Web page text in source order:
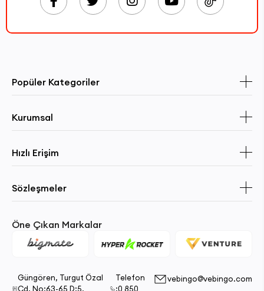
Popüler Kategoriler
Kurumsal
Hızlı Erişim
Sözleşmeler
Öne Çıkan Markalar
Güngören, Turgut Özal
Cd. No:63-65 D:5,
Telefon
:0 850
vebingo@vebingo.com